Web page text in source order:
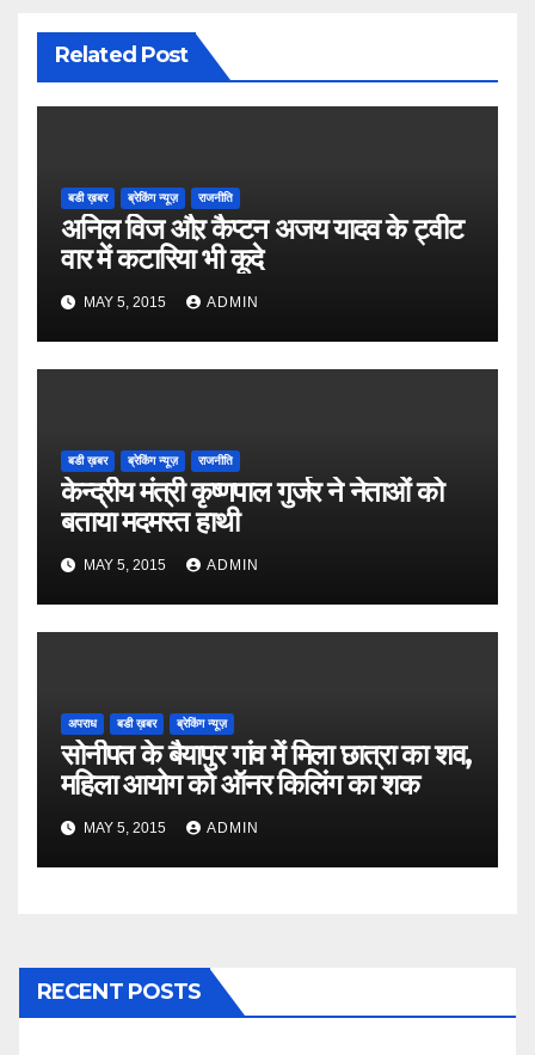
Related Post
बडी ख़बर ब्रेकिंग न्यूज़ राजनीति
अनिल विज औऱ कैप्टन अजय यादव के ट्वीट
वार में कटारिया भी कूदे
MAY 5, 2015 ADMIN
बडी ख़बर ब्रेकिंग न्यूज़ राजनीति
केन्द्रीय मंत्री कृष्णपाल गुर्जर ने नेताओं को
बताया मदमस्त हाथी
MAY 5, 2015 ADMIN
अपराध बडी ख़बर ब्रेकिंग न्यूज़
सोनीपत के बैयापुर गांव में मिला छात्रा का शव,
महिला आयोग को ऑनर किलिंग का शक
MAY 5, 2015 ADMIN
RECENT POSTS